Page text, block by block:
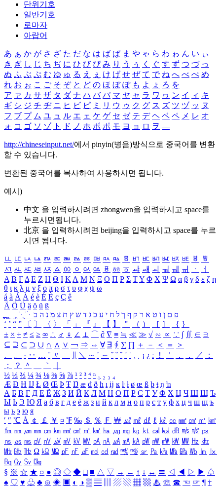
단위기호
일반기호
로마자
아랍어
あ ぁ か が さ ざ た だ な は ば ぱ ま や ゃ ら わ ゎ ん い ぃ
き ぎ し じ ち ぢ に ひ び ぴ み り う ぅ く ぐ す ず つ づ っ
ぬ ふ ぶ ぷ む ゆ ゅ る え ぇ け げ せ ぜ て で ね へ べ ぺ め
れ お ぉ こ ご そ ぞ と ど の ほ ぼ ぽ も よ ょ ろ を
ア ァ カ サ ザ タ ダ ナ ハ バ パ マ ヤ ャ ラ ワ ヮ ン イ ィ キ
ギ シ ジ チ ヂ ニ ヒ ビ ピ ミ リ ウ ゥ ク グ ス ズ ツ ヅ ッ ヌ
フ ブ プ ム ユ ュ ル エ ェ ケ ゲ セ ゼ テ デ ヘ ベ ペ メ レ オ
ォ コ ゴ ソ ゾ ト ド ノ ホ ボ ポ モ ヨ ョ ロ ヲ ―
http://chineseinput.net/에서 pinyin(병음)방식으로 중국어를 변환
할 수 있습니다.
변환된 중국어를 복사하여 사용하시면 됩니다.
예시)
中文 을 입력하시려면 zhongwen을 입력하시고 space를
누르시면됩니다.
北京 을 입력하시려면 beijing을 입력하시고 space를 누르
시면 됩니다.
ㅥ ㅦ ㅧ ㅨ ㅩ ㅪ ㅫ ㅬ ㅭ ㅮ ㅯ ㅰ ㅱ ㅲ ㅳ ㅴ ㅵ ㅶ ㅷ ㅸ
ㅹ
ㅺ ㅻ ㅼ ㅽ ㅾ ㅿ ㆀ ㆁ ㆂ ㆃ ㆄ ㆅ ㆆ ㆇ ㆈ ㆉ ㆊ ㆋ ㆌ ㆍ
ㆎ
Α Β ΓΔ Ε Ζ Η Θ Ι ΚΛ Μ Ν Ξ Ο Π Ρ Σ ΤΥ Φ Χ Ψ Ω α β γ δ ε ζ η
θ ι κ λ μ ν ξ ο π ρ σ τ υ φ χ ψ ω
á à Á À é è É È ç Ç ê
Ä Ö Ü ä ö ü ß
ִֶֹ ֻּ ׁׂ פ ם ן ו ט א ר ק ף ך ל ח י ע כ ג ד ש ץ ת צ מ נ ה ב
‘ ’ “ ” 〔 〕 〈 〉 「 」 『 』 【 】 ＂ （ ） ［ ］ ｛ ｝
± × ÷ ≠ ≤ ≥ ∞ ∴ ♂ ♀ ∠ ⊥ ⌒ ∂ ∇ ≡ ≒ ≪ ≫ √ ∽ ∝ ∵ ∫ ∬ ∈ ∋
⊆ ⊇ ⊂ ⊃ ∪ ∩ ∧ ∨ ￢ ⇒ ⇔ ∀ ∃ ∮ ∑ ∏ ＋ － ＜ ＝
＞
、
。 · ‥ … ¨ 〃 ― ＼ ∼ ´ ～ ˇ ˘ ˝ ˚ ˙ ¸ ¡ ¿ ː ！ ＇ ， ． ／
：
；
？ ＾ ｀
½ ⅓ ⅔ ¼ ¾ ⅛ ⅜ ⅝ ⅞ ¹ ² ³ ⁴ ⁿ ₁ ₂ ₃ ₄
Æ Ð Ħ Ĳ Ł Ø Œ Þ Ŧ Ŋ æ đ ð ħ ı ĳ ĸ ŀ ł ø œ ß þ ŧ ŋ ŉ
А Б В Г Д Е Ё Ж З И Й К Л М Н О П Р С Т У Ф Х Ц Ч Ш Щ Ъ
Ы Ь Э Ю Я а б в г д е ё ж з и й к л м н о п р с т у ф х ц ч ш щ ъ
ы ь э ю я
′ ″ ℃ Å ￠ ￡ ￥ ¤ ℉ ‰ ＄ ％ Ｆ ￦ ㎕ ㎖ ㎗ ℓ ㎘ ㏄ ㎣ ㎤ ㎥ ㎦
㎙ ㎚ ㎛ ㎜ ㎝ ㎞ ㎟ ㎠ ㎡ ㎢ ㏊ ㎍ ㎎ ㎏ ㏏ ㎈ ㎉ ㏈ ㎧ ㎨ ㎰
㎱ ㎲ ㎳ ㎴ ㎵ ㎶ ㎷ ㎸ ㎹ ㎀ ㎁ ㎂ ㎃ ㎄ ㎺ ㎻ ㎽ ㎾ ㎿ ㎐ ㎑
㎒ ㎓ ㎔ Ω ㏀ ㏁ ㎊ ㎋ ㎌ ㏖ ㏅ ㎭ ㎮ ㎯ ㏛ ㎩ ㎪ ㎫ ㎬ ㏝ ㏐
㏓
㏃ ㏉ ㏜ ㏆
§ ※ ☆ ★ ○ ● ◎ ◇ ◆ □ ■ △ ▽ → ← ↑ ↓ ↔ 〓 ◁ ◀ ▷ ▶ ♤
♠ ♡ ♥ ♧ ♣ ⊙ ◈ ▣ ◐ ◑ ▒ ▤ ▨ ▧ ▦ ▩ ♨ ☏ ☎ ☜ ☞ ¶ †